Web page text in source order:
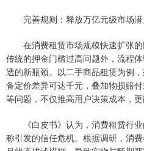
完善规则：释放万亿元级市场潜
在消费租赁市场规模快速扩张的
传统的押金门槛过高问题外，流程
透的新瓶颈。以二手商品租赁为例
备定价差异可达千元，叠加物损赔
等问题，不仅推高用户决策成本，更
《白皮书》认为，消费租赁行业
称引发的信任危机。根据调研，消